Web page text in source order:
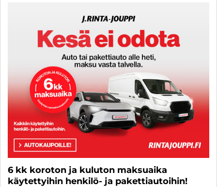
6 kk koroton ja kuluton maksuaika
käytettyihin henkilö- ja pakettiautoihin!